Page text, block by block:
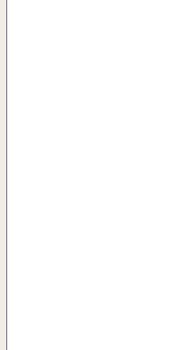
وإرضاء العميل
التوصيل. بصراحه